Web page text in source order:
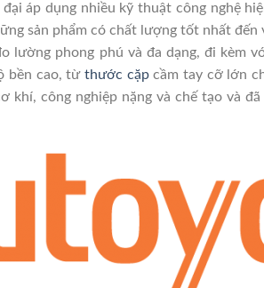
áp dụng nhiều kỹ thuật công nghệ
sản phẩm có chất lượng tốt nhất
lường phong phú và đa dạng, đi kèm
bền cao, từthước cặpcầm tay cỡ lớn
khí, công nghiệp nặng và chế tạo và